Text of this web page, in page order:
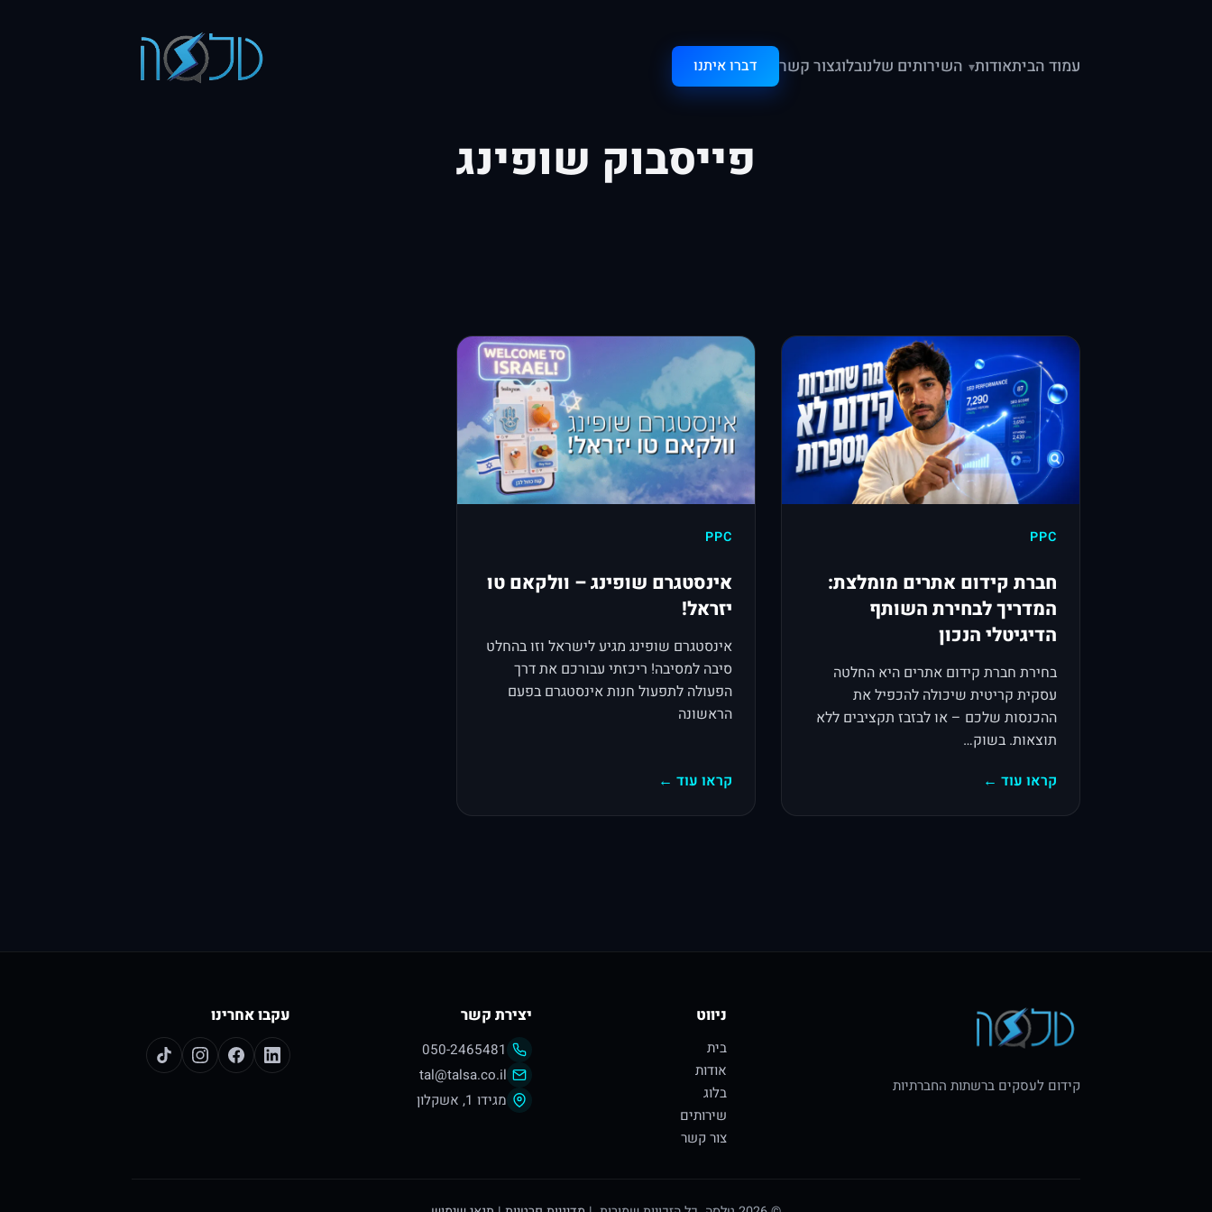
עמוד הביתאודות השירותים שלנובלוגצור קשר דברו איתנו
פייסבוק שופינג
PPC
חברת קידום אתרים מומלצת:
המדריך לבחירת השותף
הדיגיטלי הנכון
בחירת חברת קידום אתרים היא החלטה
עסקית קריטית שיכולה להכפיל את
ההכנסות שלכם – או לבזבז תקציבים ללא
תוצאות. בשוק…
קראו עוד ←
PPC
אינסטגרם שופינג – וולקאם טו
יזראל!
אינסטגרם שופינג מגיע לישראל וזו בהחלט
סיבה למסיבה! ריכזתי עבורכם את דרך
הפעולה לתפעול חנות אינסטגרם בפעם
הראשונה
קראו עוד ←
קידום לעסקים ברשתות החברתיות
ניווט
בית
אודות
בלוג
שירותים
צור קשר
יצירת קשר
050-2465481
tal@talsa.co.il
מגידו 1, אשקלון
עקבו אחרינו